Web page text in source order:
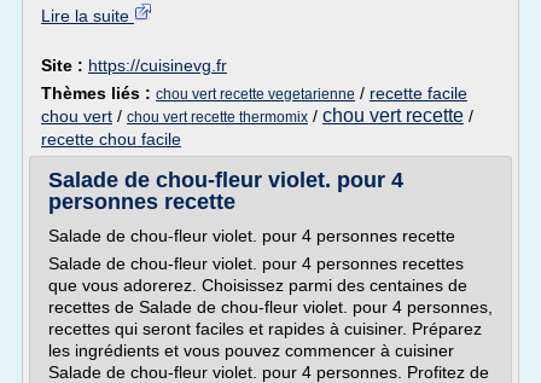
Lire la suite
Site : https://cuisinevg.fr
Thèmes liés : chou vert recette vegetarienne / recette facile
chou vert / chou vert recette thermomix / chou vert recette /
recette chou facile
Salade de chou-fleur violet. pour 4
personnes recette
Salade de chou-fleur violet. pour 4 personnes recette
Salade de chou-fleur violet. pour 4 personnes recettes
que vous adorerez. Choisissez parmi des centaines de
recettes de Salade de chou-fleur violet. pour 4 personnes,
recettes qui seront faciles et rapides à cuisiner. Préparez
les ingrédients et vous pouvez commencer à cuisiner
Salade de chou-fleur violet. pour 4 personnes. Profitez de